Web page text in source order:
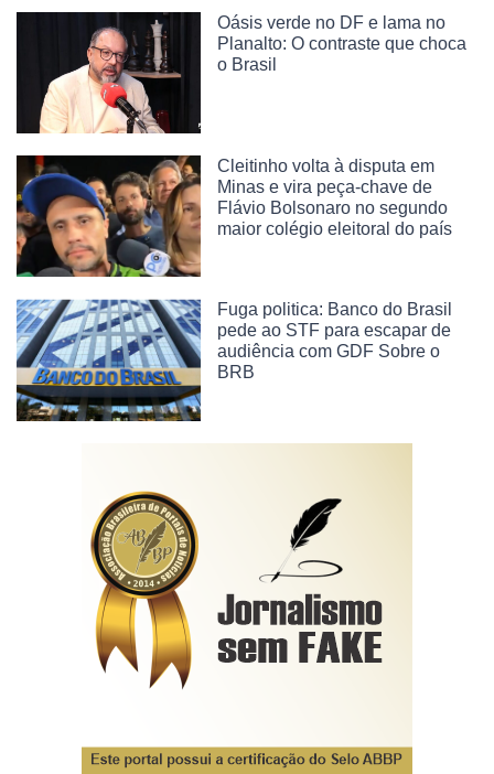
Oásis verde no DF e lama no
Planalto: O contraste que choca
o Brasil
Cleitinho volta à disputa em
Minas e vira peça-chave de
Flávio Bolsonaro no segundo
maior colégio eleitoral do país
Fuga politica: Banco do Brasil
pede ao STF para escapar de
audiência com GDF Sobre o
BRB